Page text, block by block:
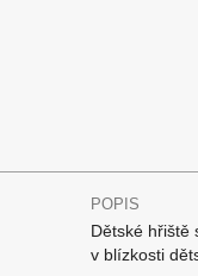
POPIS
Dětské hřiště
v blízkosti